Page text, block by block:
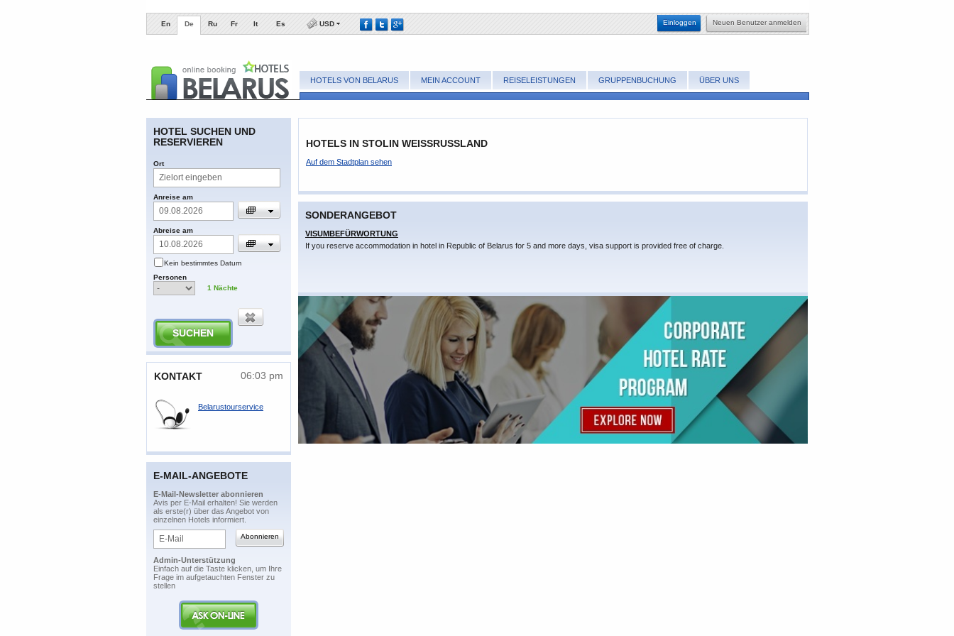
En De Ru Fr It Es USD ​Neuen Benutzer anmelden
Einloggen
HOTELS VON BELARUS MEIN ACCOUNT REISELEISTUNGEN GRUPPENBUCHUNG ÜBER UNS
​HOTEL SUCHEN UND
RESERVIEREN
​Ort
​Anreise am
​Abreise am
​Kein bestimmtes Datum
​Personen
1 ​Nächte
​KONTAKT 06:03 pm
Belarustourservice
E-MAIL-ANGEBOTE
​E-Mail-Newsletter abonnieren
​Avis per E-Mail erhalten! Sie werden
als erste(r) über das Angebot von
einzelnen Hotels informiert.
Admin-Unterstützung
​Einfach auf die Taste klicken, um Ihre
Frage im aufgetauchten Fenster zu
stellen
HOTELS IN STOLIN WEISSRUSSLAND
​Auf dem Stadtplan sehen
SONDERANGEBOT
VISUMBEFÜRWORTUNG
If you reserve accommodation in hotel in Republic of Belarus for 5 and more days, visa support is provided free of charge.